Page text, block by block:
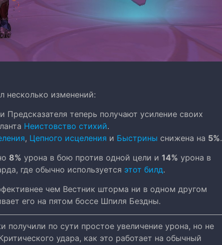
несколько изменений:
Предсказателя теперь получают усиление своих
Неистовство стихий.
, Цепного исцеления и Быстрины снижена на 5%.
8% урона в бою против одной цели и 14% урона в
где обычно используется этот билд.
чем Вестник шторма ни в одном другом
его на пятом боссе Шпиля Бездны.
получили по сути простое увеличение урона, но не
удара, как это работает на обычный